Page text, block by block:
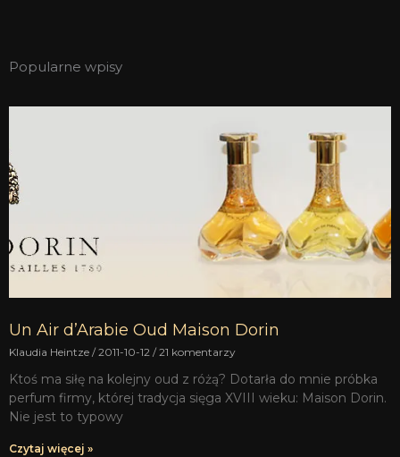
Popularne wpisy
Un Air d’Arabie Oud Maison Dorin
Klaudia Heintze 2011-10-12 21 komentarzy
Ktoś ma siłę na kolejny oud z różą? Dotarła do mnie próbka
perfum firmy, której tradycja sięga XVIII wieku: Maison Dorin.
Nie jest to typowy
Czytaj więcej »